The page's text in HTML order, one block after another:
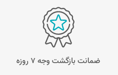
ضمانت بازگشت وجه ۷ روزه